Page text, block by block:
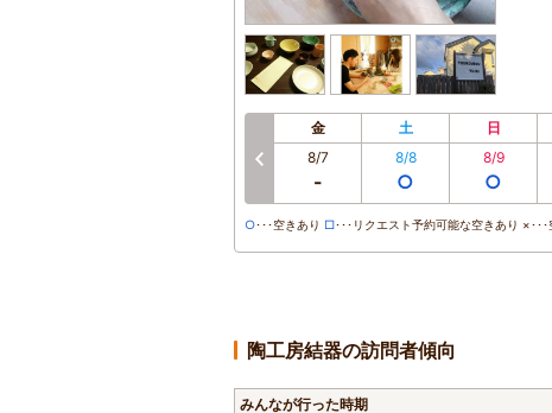
金 土 日
8/7
-
8/8
○
8/9
○
○･･･空きあり □･･･リクエスト予約可能な空きあり ×･･
陶工房結器の訪問者傾向
みんなが行った時期